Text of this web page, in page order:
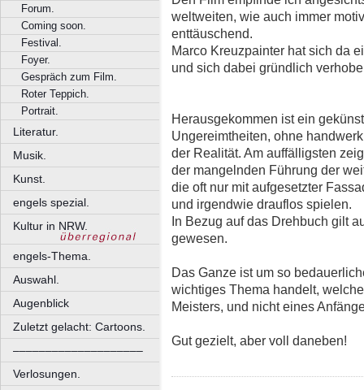
Forum.
Coming soon.
Festival.
Foyer.
Gespräch zum Film.
Roter Teppich.
Portrait.
Literatur.
Musik.
Kunst.
engels spezial.
Kultur in NRW.
engels-Thema.
Auswahl.
Augenblick
Zuletzt gelacht: Cartoons.
––––––––––––––––––––
Verlosungen.
weltweiten, wie auch immer
enttäuschend.
Marco Kreuzpainter hat sich da
und sich dabei gründlich
Herausgekommen ist ein
Ungereimtheiten, ohne
der Realität. Am auffälligsten
der mangelnden Führung der
die oft nur mit aufgesetzter
und irgendwie drauflos spielen.
In Bezug auf das Drehbuch gilt
gewesen.
Das Ganze ist um so
wichtiges Thema handelt,
Meisters, und nicht eines
Gut gezielt, aber voll daneben!